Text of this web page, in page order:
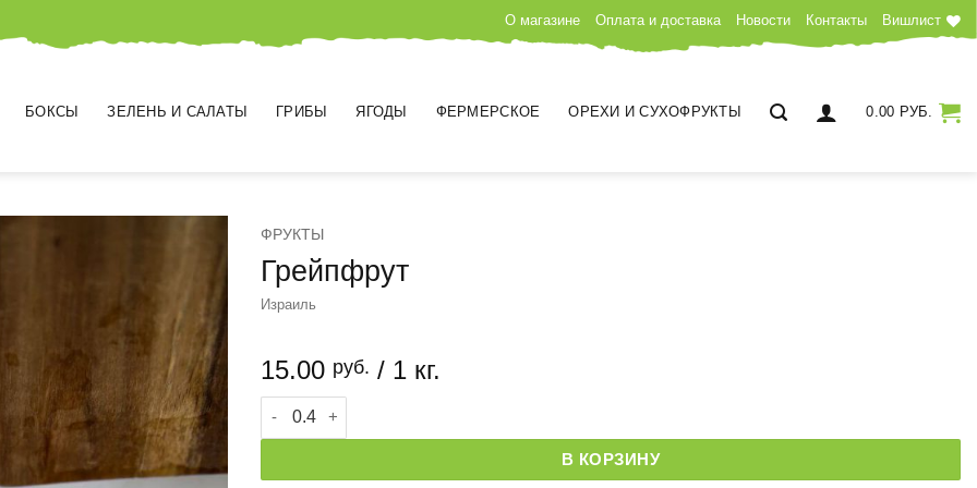
О магазине Оплата и доставка Новости Контакты Вишлист
БОКСЫ ЗЕЛЕНЬ И САЛАТЫ ГРИБЫ ЯГОДЫ ФЕРМЕРСКОЕ ОРЕХИ И СУХОФРУКТЫ 0.00 РУБ.
ФРУКТЫ
Грейпфрут
Израиль
15.00 руб. / 1 кг.
Количество товара Грейпфрут
В КОРЗИНУ